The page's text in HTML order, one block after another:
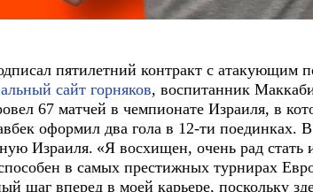
пятилетний контракт с
сайт горняков, воспитанник
67 матчей в чемпионате Израиля, в
оформил два гола в 12-ти поединках.
Израиля. «Я восхищен, очень рад стать
в самых престижных турнирах
шаг вперед в моей карьере, поскольку